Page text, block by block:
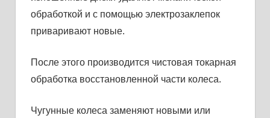
обработкой и с помощью электрозаклепок
приваривают новые.
После этого производится чистовая токарная
обработка восста­новленной части колеса.
Чугунные колеса заменяют новыми или